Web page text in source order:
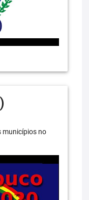
municípios no